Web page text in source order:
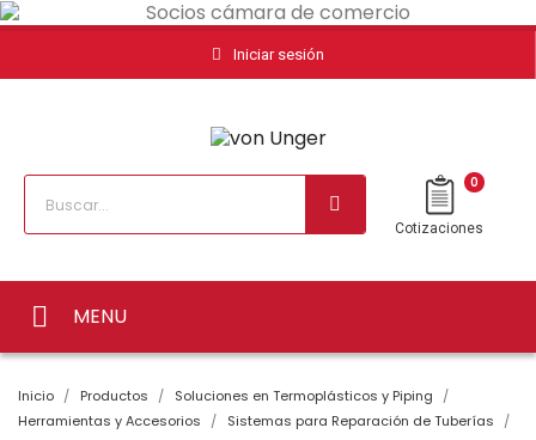
Iniciar sesión
0
Cotizaciones
MENU
Inicio Productos
Soluciones en Termoplásticos y Piping
Herramientas y Accesorios
Sistemas para Reparación de Tuberías